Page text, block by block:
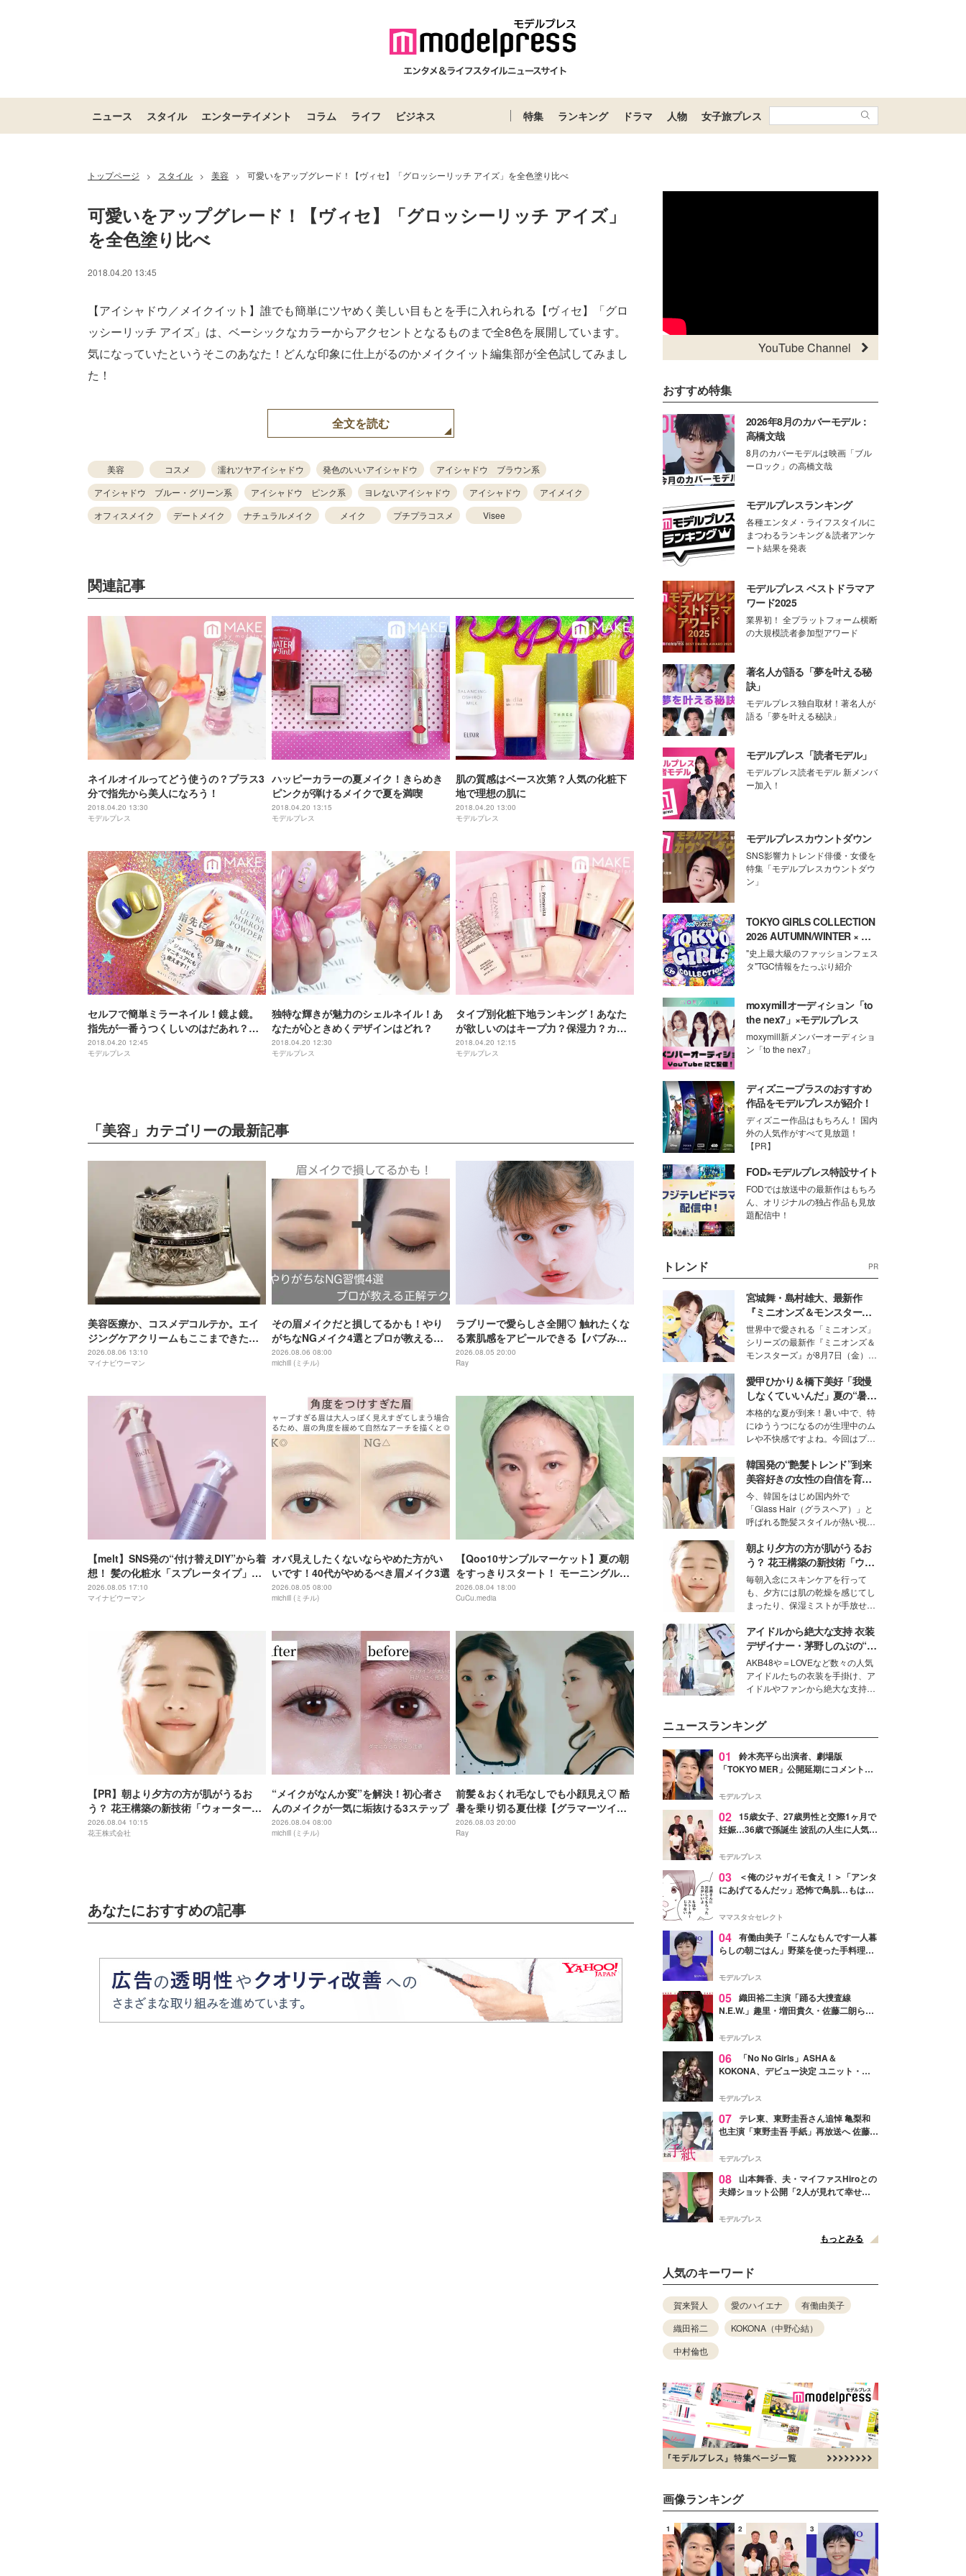
ニュース スタイル エンターテイメント コラム ライフ ビジネス 特集 ランキング ドラマ 人物 女子旅プレス
トップページ > スタイル > 美容 > 可愛いをアップグレード！【ヴィセ】「グロッシーリッチ アイズ」を全色塗り比べ
可愛いをアップグレード！【ヴィセ】「グロッシーリッチ アイズ」
を全色塗り比べ
2018.04.20 13:45
【アイシャドウ／メイクイット】誰でも簡単にツヤめく美しい目もとを手に入れられる【ヴィセ】「グロ
ッシーリッチ アイズ」は、ベーシックなカラーからアクセントとなるものまで全8色を展開しています。
気になっていたというそこのあなた！どんな印象に仕上がるのかメイクイット編集部が全色試してみまし
た！
全文を読む
美容 コスメ 濡れツヤアイシャドウ 発色のいいアイシャドウ
アイシャドウ ブラウン系
アイシャドウ ブルー・グリーン系
アイシャドウ ピンク系 ヨレないアイシャドウ アイシャドウ
アイメイク
オフィスメイク
デートメイク ナチュラルメイク メイク プチプラコスメ Visee
関連記事
ネイルオイルってどう使うの？プラス3
分で指先から美人になろう！
2018.04.20 13:30
モデルプレス
ハッピーカラーの夏メイク！きらめき
ピンクが弾けるメイクで夏を満喫
2018.04.20 13:15
モデルプレス
肌の質感はベース次第？人気の化粧下
地で理想の肌に
2018.04.20 13:00
モデルプレス
セルフで簡単ミラーネイル！鏡よ鏡。
指先が一番うつくしいのはだあれ？
〈HOW TO〉
2018.04.20 12:45
モデルプレス
独特な輝きが魅力のシェルネイル！あ
なたが心ときめくデザインはどれ？
2018.04.20 12:30
モデルプレス
タイプ別化粧下地ランキング！あなた
が欲しいのはキープ力？保湿力？カバ
ー力？
2018.04.20 12:15
モデルプレス
「美容」カテゴリーの最新記事
美容医療か、コスメデコルテか。エイ
ジングケアクリームもここまできた
か！ 18万円のクリームが謳う“100年美
肌”とは？
2026.08.06 13:10
マイナビウーマン
その眉メイクだと損してるかも！やり
がちなNGメイク4選とプロが教える解
決テク
2026.08.06 08:00
michill (ミチル)
ラブリーで愛らしさ全開♡ 触れたくな
る素肌感をアピールできる【バブみ
face】の作り方
2026.08.05 20:00
Ray
【melt】SNS発の“付け替えDIY”から着
想！ 髪の化粧水「スプレータイプ」登
場
2026.08.05 17:10
マイナビウーマン
オバ見えしたくないならやめた方がい
いです！40代がやめるべき眉メイク3選
2026.08.05 08:00
michill (ミチル)
【Qoo10サンプルマーケット】夏の朝
をすっきりスタート！ モーニングルー
ティンに加えたい朝活コスメ＆インナ
ーケア〜８月１週目アイテムから５品
2026.08.04 18:00
CuCu.media
【PR】朝より夕方の方が肌がうるお
う？ 花王構築の新技術「ウォーターキ
ャプチャリングスキン（捕水肌）」が
スキンケアの常識を変える予感
2026.08.04 10:15
花王株式会社
“メイクがなんか変”を解決！初心者さ
んのメイクが一気に垢抜ける3ステップ
2026.08.04 08:00
michill (ミチル)
前髪＆おくれ毛なしでも小顔見え♡ 酷
暑を乗り切る夏仕様【グラマーツイン
ハーフ】の作り方
2026.08.03 20:00
Ray
あなたにおすすめの記事
YouTube Channel
おすすめ特集
2026年8月のカバーモデル：
高橋文哉
8月のカバーモデルは映画「ブル
ーロック」の高橋文哉
モデルプレスランキング
各種エンタメ・ライフスタイルに
まつわるランキング＆読者アンケ
ート結果を発表
モデルプレス ベストドラマア
ワード2025
業界初！ 全プラットフォーム横断
の大規模読者参加型アワード
著名人が語る「夢を叶える秘
訣」
モデルプレス独自取材！著名人が
語る「夢を叶える秘訣」
モデルプレス「読者モデル」
モデルプレス読者モデル 新メンバ
ー加入！
モデルプレスカウントダウン
SNS影響力トレンド俳優・女優を
特集「モデルプレスカウントダウ
ン」
TOKYO GIRLS COLLECTION
2026 AUTUMN/WINTER × モ
デルプレス
"史上最大級のファッションフェス
タ"TGC情報をたっぷり紹介
moxymillオーディション「to
the nex7」×モデルプレス
moxymill新メンバーオーディショ
ン「to the nex7」
ディズニープラスのおすすめ
作品をモデルプレスが紹介！
ディズニー作品はもちろん！ 国内
外の人気作がすべて見放題！
【PR】
FOD×モデルプレス特設サイト
FODでは放送中の最新作はもちろ
ん、オリジナルの独占作品も見放
題配信中！
トレンド PR
宮城舞・島村雄大、最新作
『ミニオンズ＆モンスター
ズ』の魅力熱弁 ハチャメチャ
だけじゃない“友情と絆”に感
動
世界中で愛される「ミニオンズ」
シリーズの最新作『ミニオンズ＆
モンスターズ』が8月7日（金）に
ニオン好き”という共通点を持つモ
デルの宮城舞と島村雄大の特別対
談をお届け！それぞれの視点か
ら、今作ならではの魅力や予想外
の感動をもたらす奥深いストーリ
ーについて熱く語り合ってもらっ
た。
愛甲ひかり＆橋下美好「我慢
しなくていいんだ」夏の“暑さ
対策”の新しい選択肢とは？
本格的な夏が到来！暑い中で、特
にゆううつになるのが生理中のム
レや不快感ですよね。今回はプラ
モデル・愛甲ひかりさんと橋下美
好さんを迎えて本音で女子会トー
ク。猛暑のお出かけを快適に過ご
すヒントや、2人が感動した夏の
生理の新常識にも迫りました。
韓国発の“艶髪トレンド”到来
美容好きの女性の自信を育む
「ヘアケア事情」って？
今、韓国をはじめ国内外で
「Glass Hair（グラスヘア）」と
呼ばれる艶髪スタイルが熱い視線
ションの完成度を高めるベースと
して、“髪そのものの美しさ”に改
めて注目する人が増えている様
子。今回は、そんな憧れの艶やか
な髪を日常で叶える、美容好きの
女性たちのヘアケア事情を紹介し
ます。
朝より夕方の方が肌がうるお
う？ 花王構築の新技術「ウォ
ーターキャプチャリングスキ
ン（捕水肌）」がスキンケア
の常識を変える予感
毎朝入念にスキンケアを行って
も、夕方には肌の乾燥を感じてし
まったり、保湿ミストが手放せな
な美容の常識を大きく変える可能
性を秘めた、革新的な「Water
Capturing Skin（ウォーターキャ
プチャリングスキン：捕水肌）」
技術を、花王が構築した。
アイドルから絶大な支持 衣装
デザイナー・茅野しのぶの“可
愛い”を作る美学＜「シチズン
クロスシー」インタビュー＞
AKB48や＝LOVEなど数々の人気
アイドルたちの衣装を手掛け、ア
イドルやファンから絶大な支持を
ター・茅野しのぶ。一人ひとりの
個性に寄り添い、魅力を引き出す
衣装作りは、多くの女性たちに勇
気と自信を与え続けている。
ニュースランキング
01
鈴木亮平ら出演者、劇場版
「TOKYO MER」公開延期にコメント
最大の敬意とエールを」
モデルプレス
02 15歳女子、27歳男性と交際1ヶ月で
妊娠…36歳で孫誕生 波乱の人生に人気タ
よ！」
モデルプレス
03
＜俺のジャガイモ食え！＞「アンタ
にあげてるんだッ」恐怖で鳥肌…もはや
ママスタ☆セレクト
04 有働由美子「こんなもんです一人暮
らしの朝ごはん」野菜を使った手料理公
そう」と反響
モデルプレス
05 織田裕二主演「踊る大捜査線
N.E.W.」趣里・増田貴久・佐藤二朗ら新
徴する“謎のキーワード”も
モデルプレス
06
「No No Girls」ASHA＆
KOKONA、デビュー決定 ユニット・
リリースへ
モデルプレス
07 テレ東、東野圭吾さん追悼 亀梨和
也主演「東野圭吾 手紙」再放送へ 佐藤隆
モデルプレス
08
山本舞香、夫・マイファスHiroとの
夫婦ショット公開「2人が見れて幸せ」
モデルプレス
もっとみる
人気のキーワード
賀来賢人 愛のハイエナ
有働由美子
織田裕二
KOKONA（中野心結）
中村倫也
画像ランキング
1 2 3